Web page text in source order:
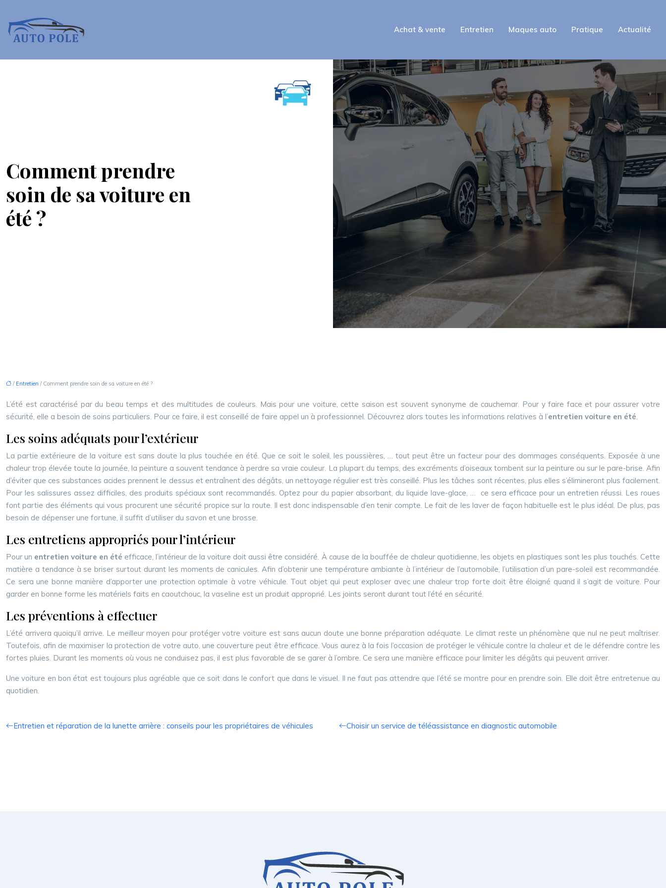
Achat & vente Entretien Maques auto Pratique Actualité
Comment prendre
soin de sa voiture en
été ?
/ Entretien / Comment prendre soin de sa voiture en été ?
L’été est caractérisé par du beau temps et des multitudes de couleurs. Mais pour une voiture, cette saison est souvent synonyme de cauchemar. Pour y faire face et pour assurer votre
sécurité, elle a besoin de soins particuliers. Pour ce faire, il est conseillé de faire appel un à professionnel. Découvrez alors toutes les informations relatives à l’entretien voiture en été.
Les soins adéquats pour l’extérieur
La partie extérieure de la voiture est sans doute la plus touchée en été. Que ce soit le soleil, les poussières, … tout peut être un facteur pour des dommages conséquents. Exposée à une
chaleur trop élevée toute la journée, la peinture a souvent tendance à perdre sa vraie couleur. La plupart du temps, des excréments d’oiseaux tombent sur la peinture ou sur le pare-brise. Afin
d’éviter que ces substances acides prennent le dessus et entraînent des dégâts, un nettoyage régulier est très conseillé. Plus les tâches sont récentes, plus elles s’élimineront plus facilement.
Pour les salissures assez difficiles, des produits spéciaux sont recommandés. Optez pour du papier absorbant, du liquide lave-glace, … ce sera efficace pour un entretien réussi. Les roues
font partie des éléments qui vous procurent une sécurité propice sur la route. Il est donc indispensable d’en tenir compte. Le fait de les laver de façon habituelle est le plus idéal. De plus, pas
besoin de dépenser une fortune, il suffit d’utiliser du savon et une brosse.
Les entretiens appropriés pour l’intérieur
Pour un entretien voiture en été efficace, l’intérieur de la voiture doit aussi être considéré. À cause de la bouffée de chaleur quotidienne, les objets en plastiques sont les plus touchés. Cette
matière a tendance à se briser surtout durant les moments de canicules. Afin d’obtenir une température ambiante à l’intérieur de l’automobile, l’utilisation d’un pare-soleil est recommandée.
Ce sera une bonne manière d’apporter une protection optimale à votre véhicule. Tout objet qui peut exploser avec une chaleur trop forte doit être éloigné quand il s’agit de voiture. Pour
garder en bonne forme les matériels faits en caoutchouc, la vaseline est un produit approprié. Les joints seront durant tout l’été en sécurité.
Les préventions à effectuer
L’été arrivera quoiqu’il arrive. Le meilleur moyen pour protéger votre voiture est sans aucun doute une bonne préparation adéquate. Le climat reste un phénomène que nul ne peut maîtriser.
Toutefois, afin de maximiser la protection de votre auto, une couverture peut être efficace. Vous aurez à la fois l’occasion de protéger le véhicule contre la chaleur et de le défendre contre les
fortes pluies. Durant les moments où vous ne conduisez pas, il est plus favorable de se garer à l’ombre. Ce sera une manière efficace pour limiter les dégâts qui peuvent arriver.
Une voiture en bon état est toujours plus agréable que ce soit dans le confort que dans le visuel. Il ne faut pas attendre que l’été se montre pour en prendre soin. Elle doit être entretenue au
quotidien.
Entretien et réparation de la lunette arrière : conseils pour les propriétaires de véhicules Choisir un service de téléassistance en diagnostic automobile